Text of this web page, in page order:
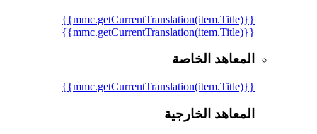
{{mmc.getCurrentTranslation(item.Title)}}
{{mmc.getCurrentTranslation(item.Title)}}
المعاهد الخاصة
{{mmc.getCurrentTranslation(item.Title)}}
المعاهد الخارجية